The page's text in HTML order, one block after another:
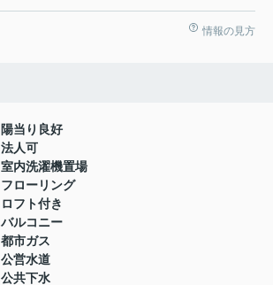
情報の見方
陽当り良好
法人可
室内洗濯機置場
フローリング
ロフト付き
バルコニー
都市ガス
公営水道
公共下水